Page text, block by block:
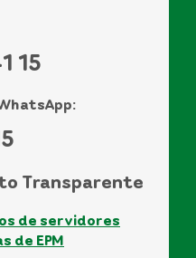
15
Transparente
de servidores
de EPM